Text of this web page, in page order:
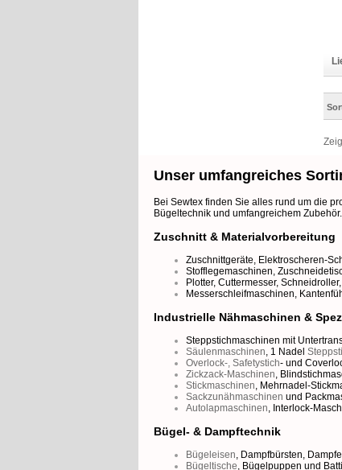
Unser umfangreiches
Bei Sewtex finden Sie alles rund um die
Bügeltechnik und umfangreichem
Zuschnitt & Materialvorbereitung
Zuschnittgeräte, Elektroscheren-
Stofflegemaschinen,
Plotter, Cuttermesser, Schneidroller,
Messerschleifmaschinen,
Industrielle Nähmaschinen &
Steppstichmaschinen mit
Säulenmaschinen, 1 Nadel
Overlock-, Safetystich- und
Zickzack-Maschinen,
Stickmaschinen, Mehrnadel-
Sackzunähmaschinen und
Autolapmaschinen, Interlock-
Bügel- & Dampftechnik
Bügeleisen, Dampfbürsten,
Bügeltische, Bügelpuppen und